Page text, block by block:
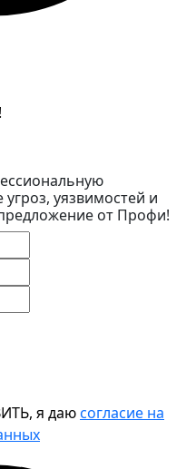
уязвимостей и
от Профи!
я даюсогласие на